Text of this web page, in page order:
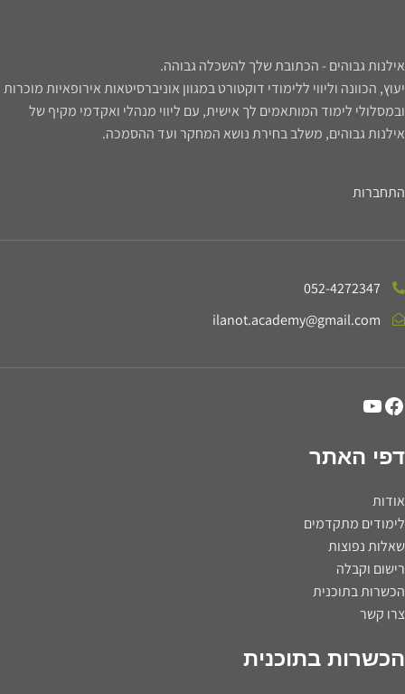
אילנות גבוהים - הכתובת שלך להשכלה גבוהה.
יעוץ, הכוונה וליווי ללימודי דוקטורט במגוון אוניברסיטאות אירופאיות מוכרות
ובמסלולי לימוד המותאמים לך אישית, עם ליווי מנהלי ואקדמי מקיף של
אילנות גבוהים, משלב בחירת נושא המחקר ועד ההסמכה.
התחברות
052-4272347
ilanot.academy@gmail.com
דפי האתר
אודות
לימודים מתקדמים
שאלות נפוצות
רישום וקבלה
הכשרות בתוכנית
צרו קשר
הכשרות בתוכנית